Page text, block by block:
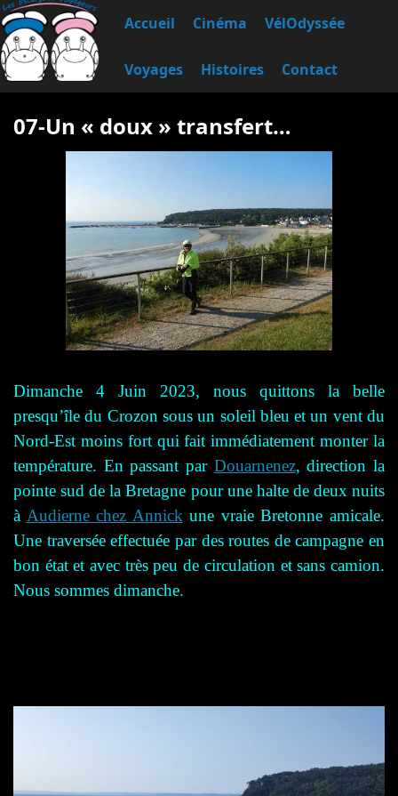
Accueil Cinéma VélOdyssée
Voyages Histoires Contact
07-Un « doux » transfert…
Dimanche 4 Juin 2023, nous quittons la belle
presqu’île du Crozon sous un soleil bleu et un vent du
Nord-Est moins fort qui fait immédiatement monter la
température. En passant par Douarnenez, direction la
pointe sud de la Bretagne pour une halte de deux nuits
à Audierne chez Annickune vraie Bretonne amicale.
Une traversée effectuée par des routes de campagne en
bon état et avec très peu de circulation et sans camion.
Nous sommes dimanche.